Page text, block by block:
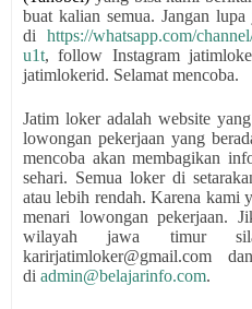
buat kalian semua. Jangan
di https://whatsapp.com/
u1t, follow Instagram
jatimlokerid. Selamat mencoba.
Jatim loker adalah website
lowongan pekerjaan yang
mencoba akan membagikan
sehari. Semua loker di
atau lebih rendah. Karena kami
menari lowongan pekerjaan.
wilayah jawa timur
karirjatimloker@gmail.com
di admin@belajarinfo.com.